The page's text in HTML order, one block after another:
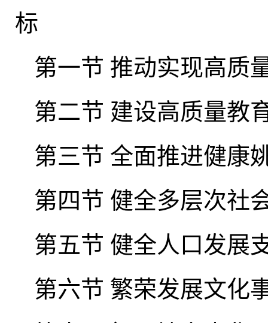
标
第一节 推动实现高质
第二节 建设高质量教
第三节 全面推进健康
第四节 健全多层次社
第五节 健全人口发展
第六节 繁荣发展文化